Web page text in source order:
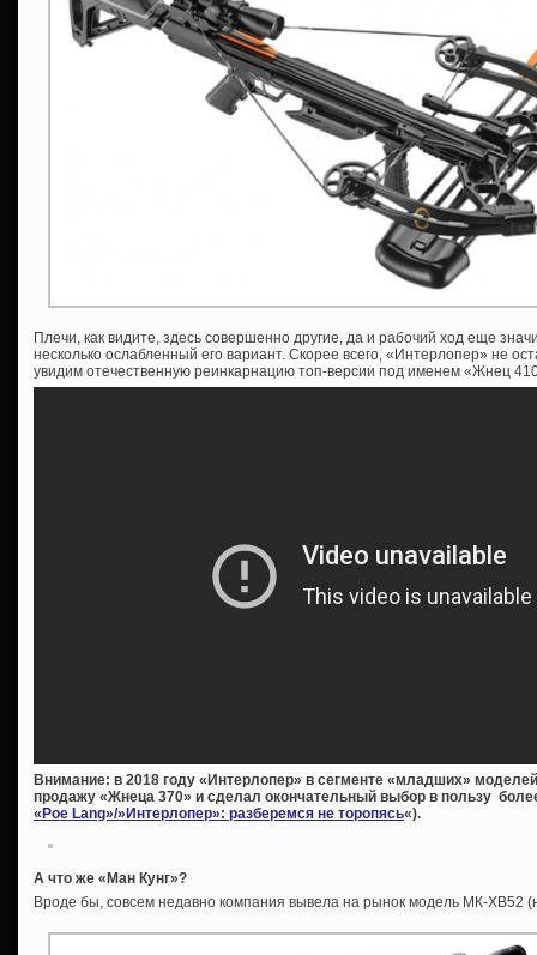
Плечи, как видите, здесь совершенно другие, да и рабочий ход еще
несколько ослабленный его вариант. Скорее всего, «Интерлопер» не
увидим отечественную реинкарнацию топ-версии под именем «Жнец
Внимание: в 2018 году «Интерлопер» в сегменте «младших»
продажу «Жнеца 370» и сделал окончательный выбор в пользу
«Poe Lang»/»Интерлопер»: разберемся не торопясь«).
А что же «Ман Кунг»?
Вроде бы, совсем недавно компания вывела на рынок модель МК-ХВ52